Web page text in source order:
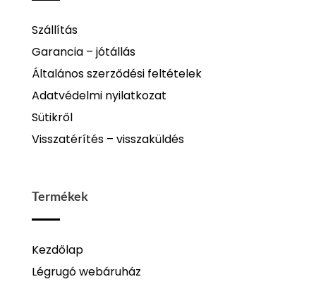
Szállítás
Garancia – jótállás
Általános szerződési feltételek
Adatvédelmi nyilatkozat
Sütikről
Visszatérítés – visszaküldés
Termékek
Kezdőlap
Légrugó webáruház